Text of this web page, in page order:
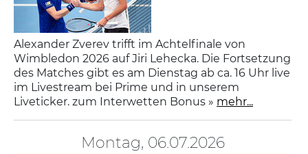
Alexander Zverev trifft im Achtelfinale von
Wimbledon 2026 auf Jiri Lehecka. Die Fortsetzung
des Matches gibt es am Dienstag ab ca. 16 Uhr live
im Livestream bei Prime und in unserem
Liveticker. zum Interwetten Bonus » mehr...
Montag, 06.07.2026